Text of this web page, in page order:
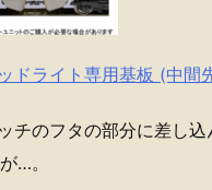
ライト専用基板 (中間
チのフタの部分に差し込
…。